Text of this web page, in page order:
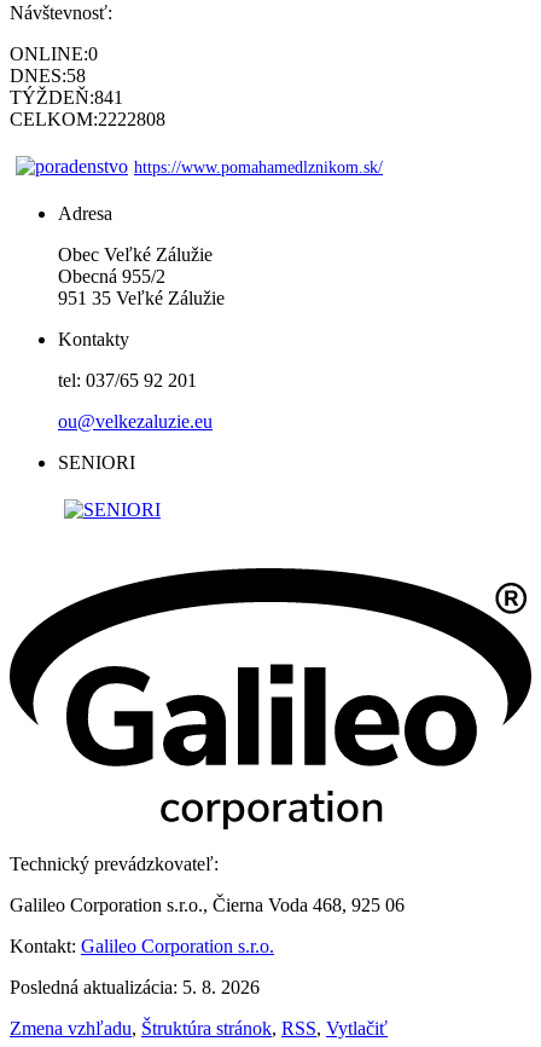
Návštevnosť:
ONLINE:0
DNES:58
TÝŽDEŇ:841
CELKOM:2222808
https://www.pomahamedlznikom.sk/
Adresa
Obec Veľké Zálužie
Obecná 955/2
951 35 Veľké Zálužie
Kontakty
tel: 037/65 92 201
ou@velkezaluzie.eu
SENIORI
Technický prevádzkovateľ:
Galileo Corporation s.r.o., Čierna Voda 468, 925 06
Kontakt: Galileo Corporation s.r.o.
Posledná aktualizácia: 5. 8. 2026
Zmena vzhľadu, Štruktúra stránok, RSS, Vytlačiť